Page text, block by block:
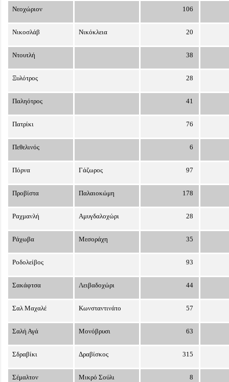
Νεοχώριον 106
Νικοσλάβ Νικόκλεια 20
Ντουτλή 38
Ξυλότρος 28
Παληότρος 41
Πατρίκι 76
Πεθελινός 6
Πόρνα Γάζωρος 97
Προβίστα Παλαιοκώμη 178
Ραχμανλή Αμυγδαλοχώρι 28
Ράχωβα Μεσοράχη 35
Ροδολείβος 93
Σακάφτσα Λειβαδοχώρι 44
Σαλ Μαχαλέ Κωνσταντινάτο 57
Σαλή Αγά Μονόβρυσι 63
Σδραβίκι Δραβίσκος 315
Σέμαλτον Μικρό Σούλι 8